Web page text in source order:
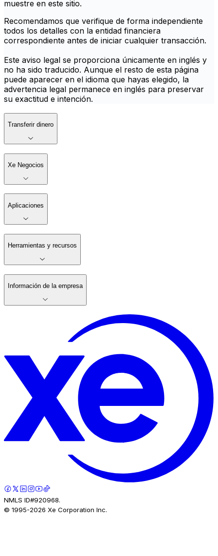
muestre en este sitio.
Recomendamos que verifique de forma independiente
todos los detalles con la entidad financiera
correspondiente antes de iniciar cualquier transacción.
Este aviso legal se proporciona únicamente en inglés y
no ha sido traducido. Aunque el resto de esta página
puede aparecer en el idioma que hayas elegido, la
advertencia legal permanece en inglés para preservar
su exactitud e intención.
Transferir dinero
Xe Negocios
Aplicaciones
Herramientas y recursos
Información de la empresa
NMLS ID#920968.
© 1995-2026 Xe Corporation Inc.